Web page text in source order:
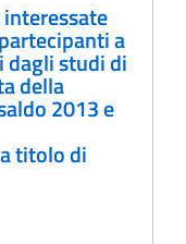
a
studi di
della
2013 e
titolo di